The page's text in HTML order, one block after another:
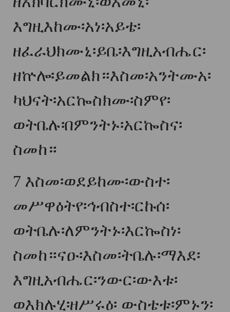
እግዚእከሙ፡አነ፡አይቴ፡
ዘፈራህክሙኒ፡ይቤ፡እግዚአብሔር፡
ዘኵሎ፡ይመልክ።እስመ፡አንትሙአ፡
ካህናት፡አርኰስክሙ፡ስምየ፡
ወትቤሉ፡በምንትኑ፡አርኰስና፡
ስመከ።
7 እስመ፡ወደይከሙ፡ውስተ፡
መሥዋዕትየ፡ኅብስተ፡ርኩሰ፡
ወትቤሉ፡ለምንትኑ፡እርኰስነ፡
ስመከ።ናዑ፡እስመ፡ትቤሉ፡ማእደ፡
እግዚአብሔር፡ንውር፡ውእቱ፡
ወእክሉሂ፡ዘሥሩዕ፡ ውስቴቱ፡ምኑን፡